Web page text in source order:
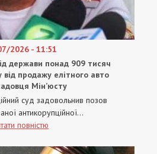
2026 - 11:51
держави понад 909 тисяч
від продажу елітного авто
Мін’юсту
суд задовольнив позов
антикорупційної...
повністю